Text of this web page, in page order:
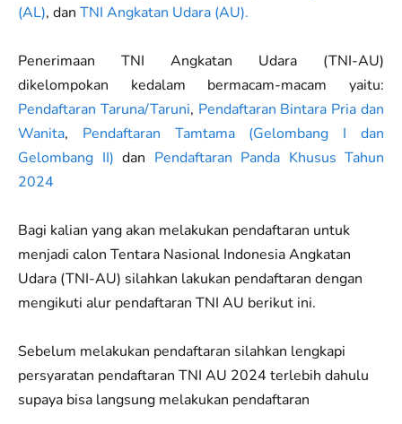
(AL), dan TNI Angkatan Udara (AU).
Penerimaan TNI Angkatan Udara (TNI-AU)
dikelompokan kedalam bermacam-macam yaitu:
Pendaftaran Taruna/Taruni, Pendaftaran Bintara Pria dan
Wanita, Pendaftaran Tamtama (Gelombang I dan
Gelombang II) dan Pendaftaran Panda Khusus Tahun
2024
Bagi kalian yang akan melakukan pendaftaran untuk
menjadi calon Tentara Nasional Indonesia Angkatan
Udara (TNI-AU) silahkan lakukan pendaftaran dengan
mengikuti alur pendaftaran TNI AU berikut ini.
Sebelum melakukan pendaftaran silahkan lengkapi
persyaratan pendaftaran TNI AU 2024 terlebih dahulu
supaya bisa langsung melakukan pendaftaran